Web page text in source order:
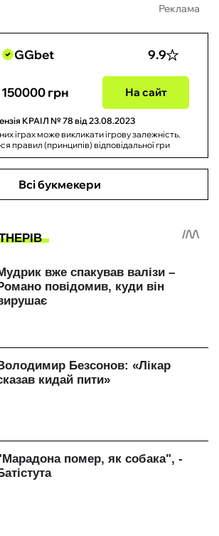
Реклама
GGbet 9.9
150000 грн На сайт
КРАІЛ № 78 від 23.08.2023
іграх може викликати ігрову залежність.
правил (принципів) відповідальної гри
Всі букмекери